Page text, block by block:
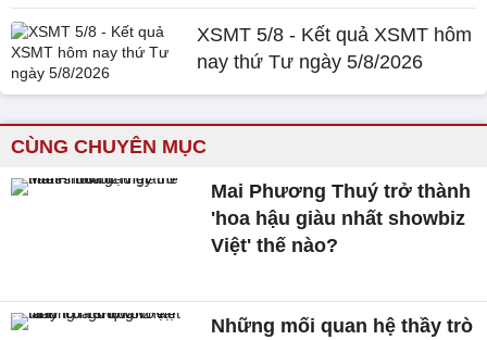
XSMT 5/8 - Kết quả XSMT hôm
nay thứ Tư ngày 5/8/2026
CÙNG CHUYÊN MỤC
Mai Phương Thuý trở thành
'hoa hậu giàu nhất showbiz
Việt' thế nào?
Những mối quan hệ thầy trò